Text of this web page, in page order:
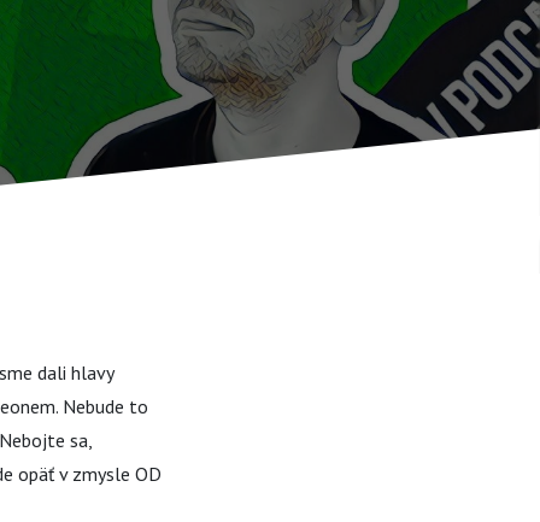
dali hlavy
Nebude to
sa,
opäť v zmysle OD